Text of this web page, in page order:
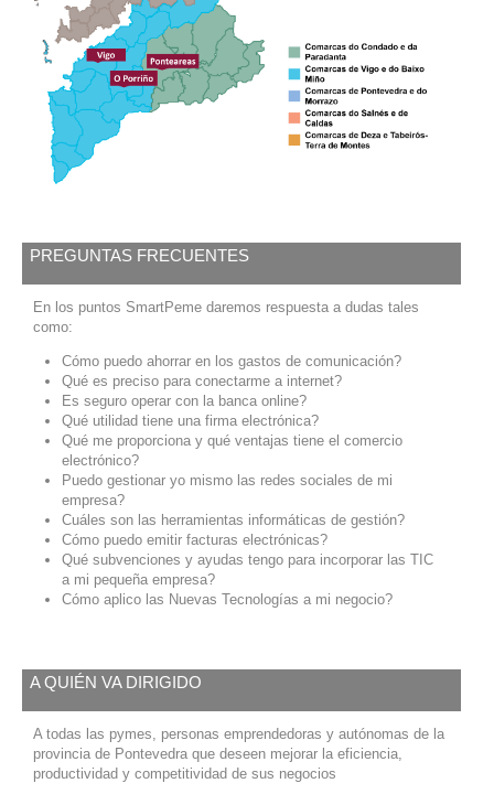
PREGUNTAS FRECUENTES
En los puntos SmartPeme daremos respuesta a dudas tales
como:
Cómo puedo ahorrar en los gastos de comunicación?
Qué es preciso para conectarme a internet?
Es seguro operar con la banca online?
Qué utilidad tiene una firma electrónica?
Qué me proporciona y qué ventajas tiene el comercio
electrónico?
Puedo gestionar yo mismo las redes sociales de mi
empresa?
Cuáles son las herramientas informáticas de gestión?
Cómo puedo emitir facturas electrónicas?
Qué subvenciones y ayudas tengo para incorporar las TIC
a mi pequeña empresa?
Cómo aplico las Nuevas Tecnologías a mi negocio?
A QUIÉN VA DIRIGIDO
A todas las pymes, personas emprendedoras y autónomas de la
provincia de Pontevedra que deseen mejorar la eficiencia,
productividad y competitividad de sus negocios